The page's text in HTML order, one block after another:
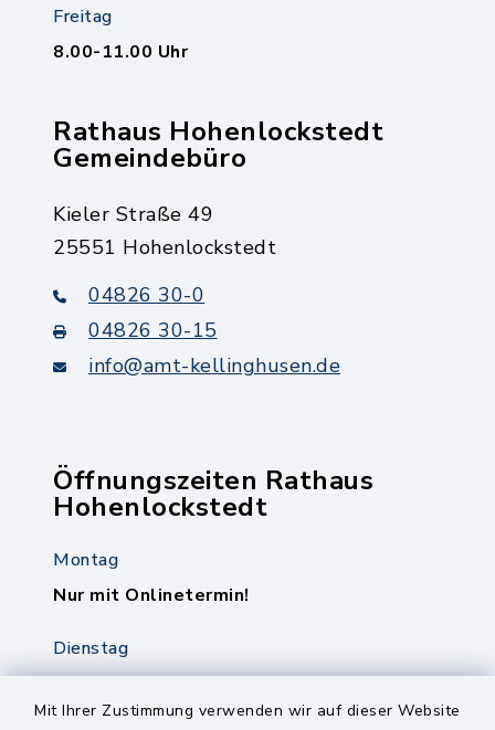
Mit Ihrer Zustimmung verwenden wir auf dieser Website
Freitag
8.00-11.00 Uhr
Rathaus Hohenlockstedt
Gemeindebüro
Kieler Straße 49
25551 Hohenlockstedt
04826 30-0
04826 30-15
info@amt-kellinghusen.de
Öffnungszeiten Rathaus
Hohenlockstedt
Montag
Nur mit Onlinetermin!
Dienstag
8.00-12.00 Uhr
14.00-18.00 Uhr